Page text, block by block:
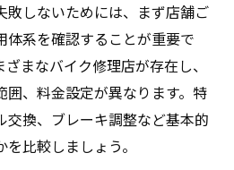
が安い神奈川県内店舗の特
用相場と見積もりの見極め
ないバイク修理の本当の価
敗しないためには、まず店舗ご
体系を確認することが重要で
まなバイク修理店が存在し、
囲、料金設定が異なります。特
交換、ブレーキ調整など基本的
比較しましょう。